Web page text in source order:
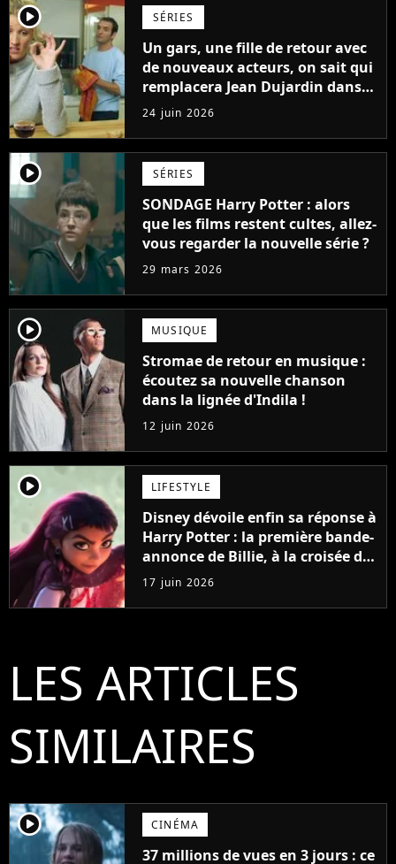
player2 SÉRIES
Un gars, une fille de retour avec
de nouveaux acteurs, on sait qui
remplacera Jean Dujardin dans
la nouvelle série
24 juin 2026
player2 SÉRIES
SONDAGE Harry Potter : alors
que les films restent cultes, allez-
vous regarder la nouvelle série ?
29 mars 2026
player2 MUSIQUE
Stromae de retour en musique :
écoutez sa nouvelle chanson
dans la lignée d'Indila !
12 juin 2026
player2 LIFESTYLE
Disney dévoile enfin sa réponse à
Harry Potter : la première bande-
annonce de Billie, à la croisée des
mondes est magique
17 juin 2026
LES ARTICLES
SIMILAIRES
player2 CINÉMA
37 millions de vues en 3 jours : ce